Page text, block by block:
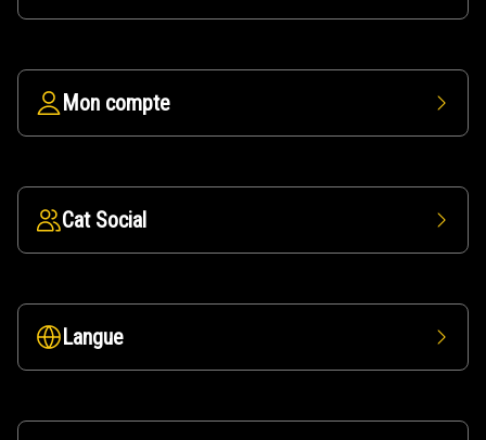
Mon compte
Cat Social
Langue